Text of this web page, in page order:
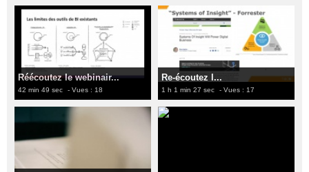
Réécoutez le webinair...
42 min 49 sec - Vues : 18
Re-écoutez l...
1 h 1 min 27 sec - Vues : 17